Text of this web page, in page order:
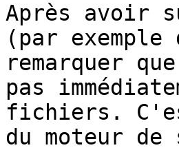
Après avoir
(par
remarquer
pas
fichiers.
du moteur de